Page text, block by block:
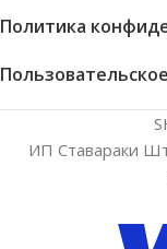
Политика
ИП Ставараки